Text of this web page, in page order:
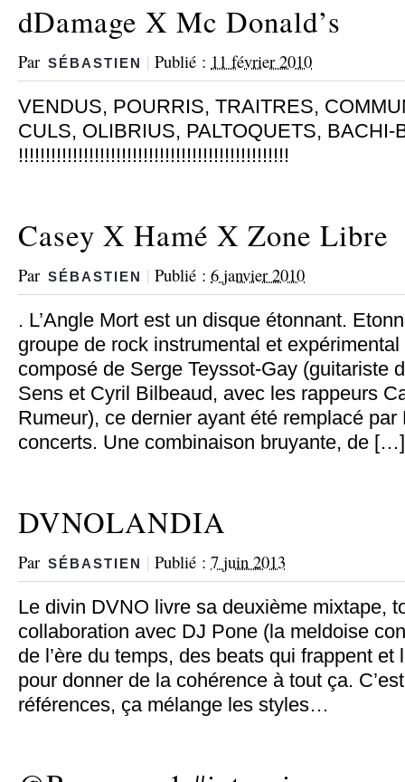
dDamage X Mc Donald’s
Par SÉBASTIEN | Publié : 11 février 2010
VENDUS, POURRIS, TRAITRES,
CULS, OLIBRIUS, PALTOQUETS, BACHI-
!!!!!!!!!!!!!!!!!!!!!!!!!!!!!!!!!!!!!!!!!!!!!!!!!!
Casey X Hamé X Zone Libre
Par SÉBASTIEN | Publié : 6 janvier 2010
. L’Angle Mort est un disque étonnant.
groupe de rock instrumental et
composé de Serge Teyssot-Gay (guitariste
Sens et Cyril Bilbeaud, avec les rappeurs
Rumeur), ce dernier ayant été remplacé
concerts. Une combinaison bruyante, de […]
DVNOLANDIA
Par SÉBASTIEN | Publié : 7 juin 2013
Le divin DVNO livre sa deuxième mixtape,
collaboration avec DJ Pone (la meldoise
de l’ère du temps, des beats qui frappent et
pour donner de la cohérence à tout ça.
références, ça mélange les styles…